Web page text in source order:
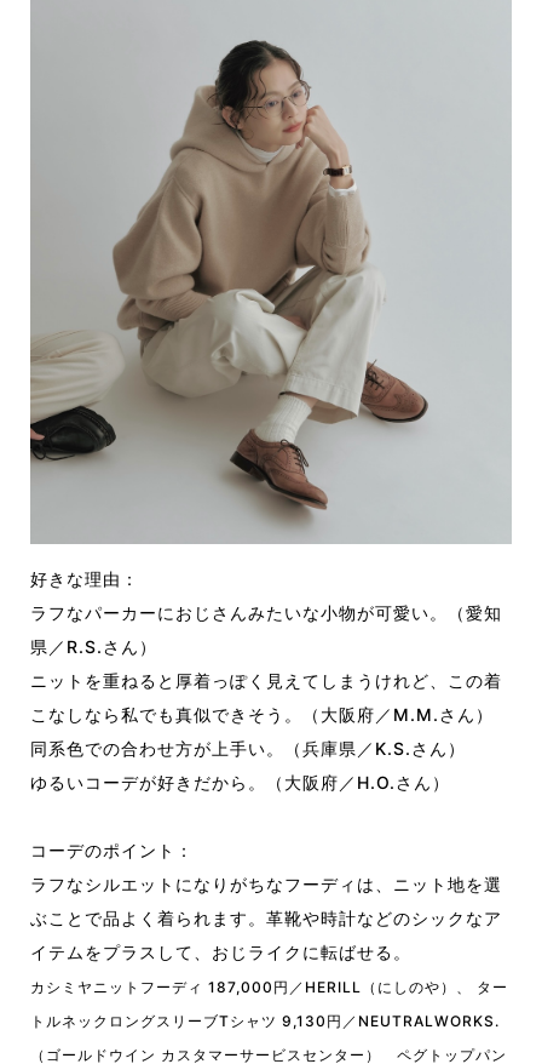
好きな理由：
ラフなパーカーにおじさんみたいな小物が可愛い。（愛知
県／R.S.さん）
ニットを重ねると厚着っぽく見えてしまうけれど、この着
こなしなら私でも真似できそう。（大阪府／M.M.さん）
同系色での合わせ方が上手い。（兵庫県／K.S.さん）
ゆるいコーデが好きだから。（大阪府／H.O.さん）
コーデのポイント：
ラフなシルエットになりがちなフーディは、ニット地を選
ぶことで品よく着られます。革靴や時計などのシックなア
イテムをプラスして、おじライクに転ばせる。
カシミヤニットフーディ 187,000円／HERILL（にしのや）、 ター
トルネックロングスリーブTシャツ 9,130円／NEUTRALWORKS.
（ゴールドウイン カスタマーサービスセンター） ペグトップパン